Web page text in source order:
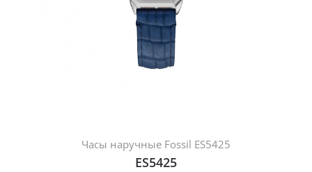
Часы наручные Fossil ES5425
ES5425